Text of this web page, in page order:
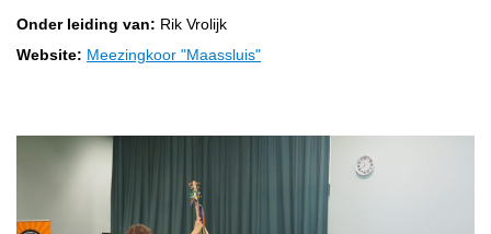
Onder leiding van: Rik Vrolijk
Website: Meezingkoor "Maassluis"